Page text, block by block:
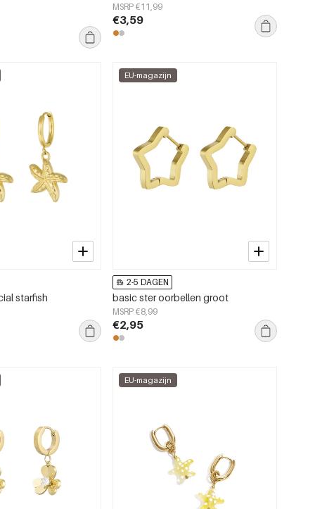
MSRP €11,99
€3,59
starfish
EU-magazijn
2-5 DAGEN
basic ster oorbellen groot
MSRP €8,99
€2,95
EU-magazijn